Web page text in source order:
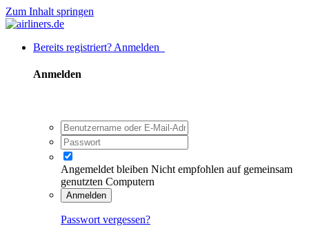
Zum Inhalt springen
Bereits registriert? Anmelden
Anmelden
Angemeldet bleiben Nicht empfohlen auf gemeinsam
genutzten Computern
Anmelden
Passwort vergessen?